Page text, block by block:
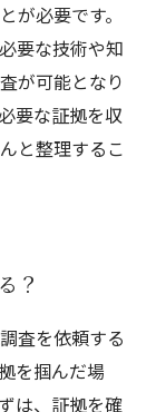
が必要です。
要な技術や知
が可能となり
要な証拠を収
と整理するこ
？
査を依頼する
を掴んだ場
は、証拠を確